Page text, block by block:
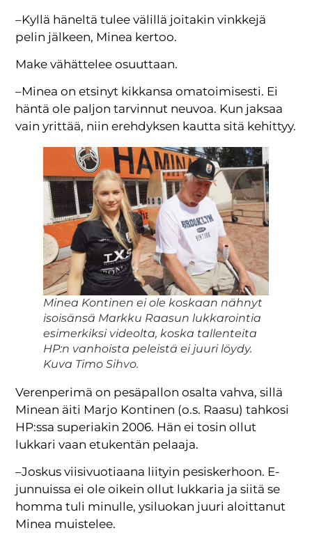
–Kyllä häneltä tulee välillä joitakin vinkkejä
pelin jälkeen, Minea kertoo.
Make vähättelee osuuttaan.
–Minea on etsinyt kikkansa omatoimisesti. Ei
häntä ole paljon tarvinnut neuvoa. Kun jaksaa
vain yrittää, niin erehdyksen kautta sitä kehittyy.
Minea Kontinen ei ole koskaan nähnyt
isoisänsä Markku Raasun lukkarointia
esimerkiksi videolta, koska tallenteita
HP:n vanhoista peleistä ei juuri löydy.
Kuva Timo Sihvo.
Verenperimä on pesäpallon osalta vahva, sillä
Minean äiti Marjo Kontinen (o.s. Raasu) tahkosi
HP:ssa superiakin 2006. Hän ei tosin ollut
lukkari vaan etukentän pelaaja.
–Joskus viisivuotiaana liityin pesiskerhoon. E-
junnuissa ei ole oikein ollut lukkaria ja siitä se
homma tuli minulle, ysiluokan juuri aloittanut
Minea muistelee.